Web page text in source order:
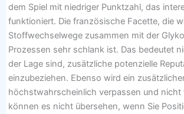
dem Spiel mit niedriger Punktzahl, das
funktioniert. Die französische Facette, die
Stoffwechselwege zusammen mit der
Prozessen sehr schlank ist. Das bedeutet
der Lage sind, zusätzliche potenzielle
einzubeziehen. Ebenso wird ein
höchstwahrscheinlich verpassen und nicht
können es nicht übersehen, wenn Sie